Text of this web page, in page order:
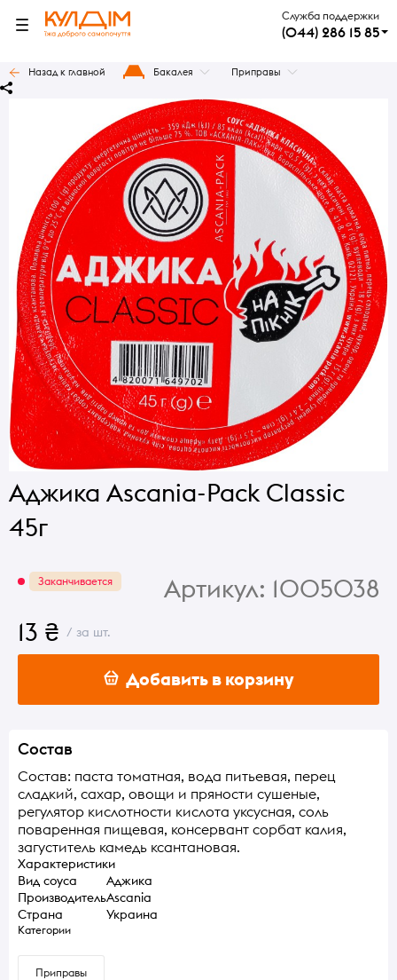
Служба поддержки
(044) 286 15 85
Назад к главной Бакалея Приправы
Аджика Ascania-Pack Classic
45г
Заканчивается Артикул: 1005038
13 ₴ / за шт.
Добавить в корзину
Состав
Состав: паста томатная, вода питьевая, перец
сладкий, сахар, овощи и пряности сушеные,
регулятор кислотности кислота уксусная, соль
поваренная пищевая, консервант сорбат калия,
загуститель камедь ксантановая.
Характеристики
Вид соуса
Аджика
ПроизводительAscania
Страна
Украина
Категории
Приправы